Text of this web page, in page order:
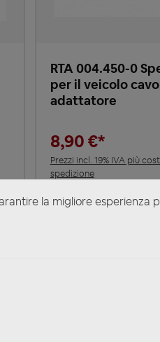
RTA 004.450-0
per il veicolo cavo
adattatore
8,90 €*
Prezzi incl. 19% IVA più
spedizione
la migliore esperienza